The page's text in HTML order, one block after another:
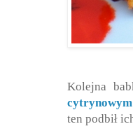
Kolejna
ten podbił